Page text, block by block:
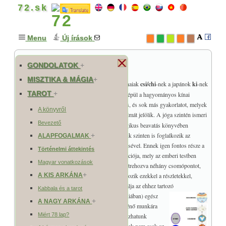
72.sk
Menu Új írások
GONDOLATOK+
MISZTIKA & MÁGIA+
TAROT+
A könyvről
Bevezető
ALAPFOGALMAK+
Történelmi áttekintés
Magyar vonatkozások
A KIS ARKÁNA+
Kabbala és a tarot
A NAGY ARKÁNA+
Miért 78 lap?
Életenergia, prána légzés
Az életenergiát a szanszkritprána -nak és a kínaiakcsi/chi-nek a japánokki-nek
nevezik. Az életenergiával való gazdálkodásra épül a hagyományos kínai
gyógyászat egésze, beleértve az akupuntúrárt is, és sok más gyakorlatot, melyek
csikung(az életenergiával való munka) fogalmát jelölik. A jóga szintén ismeri
az életenergia használatát. Franz Bardon a Mágikus beavatás könyvében
mindjárt az első szinten és bővebben a harmadik szinten is foglalkozik az
életenergiával, annak áramoltatásával és növelésével. Ennek igen fontos része a
tudatos légzés, és az életenergia tudatos cirkulációja, mely az emberi testben
idegszálakhoz hasonló kanálisokban áramlik létrehozva néhány csomópontot,
illetve edényt. Franz Bardon nem sokat foglalkozik ezekkel a részletekkel,
hiszen feltételezi, hogy mindenki maga megtalálja az ehhez tartozó
Ázsiában (főleg Kínában és Indiában) egész
tanításrendszerek vannak az életenergiával történő munkára
felépítve. A legnagyobb részletességgel találkozhatunk